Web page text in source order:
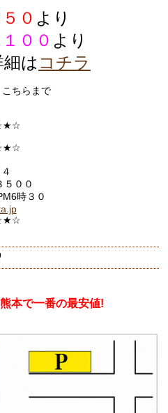
５０ より
１００ より
は コチラ
ちらまで
５００
時３０
☆
本で一番の最安値!